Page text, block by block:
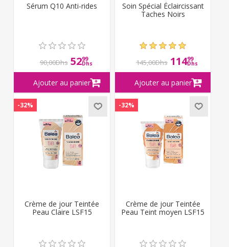
Sérum Q10 Anti-rides
90,00Dhs 5299
Dhs
Soin Spécial Éclaircissant
Taches Noirs
145,00Dhs 11499
Dhs
-32%
Crème de jour Teintée
Peau Claire LSF15
-32%
Crème de jour Teintée
Peau Teint moyen LSF15